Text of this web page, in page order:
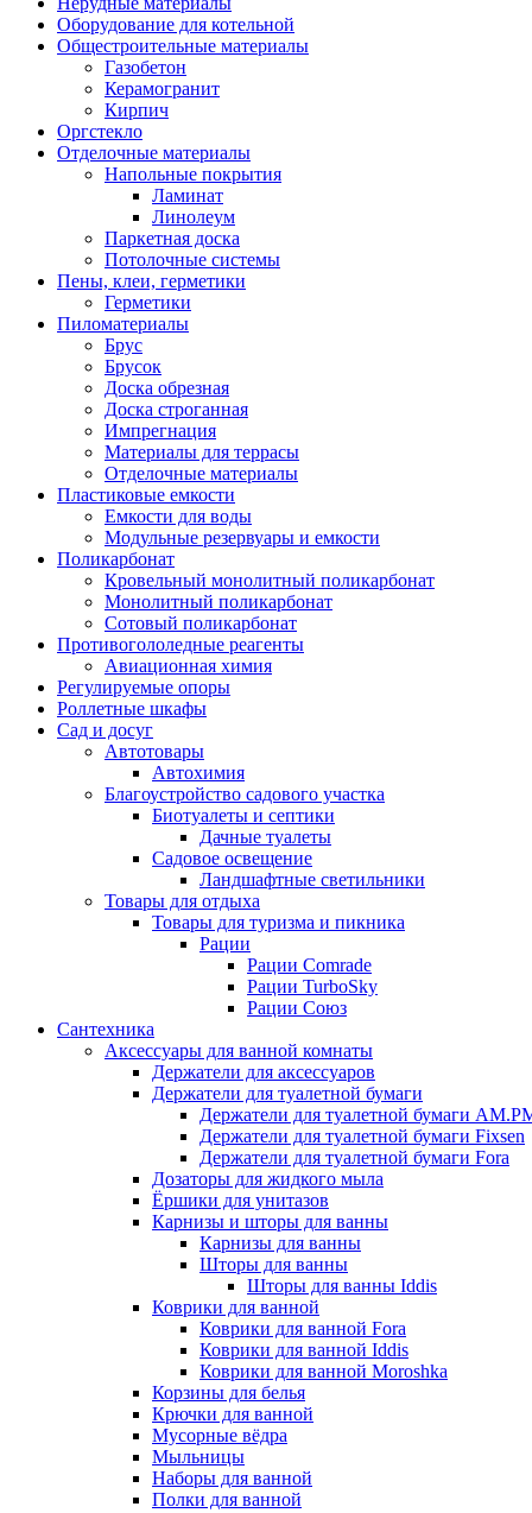
Оборудование для котельной
Общестроительные материалы
Газобетон
Керамогранит
Кирпич
Оргстекло
Отделочные материалы
Напольные покрытия
Ламинат
Линолеум
Паркетная доска
Потолочные системы
Пены, клеи, герметики
Герметики
Пиломатериалы
Брус
Брусок
Доска обрезная
Доска строганная
Импрегнация
Материалы для террасы
Отделочные материалы
Пластиковые емкости
Емкости для воды
Модульные резервуары и емкости
Поликарбонат
Кровельный монолитный поликарбонат
Монолитный поликарбонат
Сотовый поликарбонат
Противогололедные реагенты
Авиационная химия
Регулируемые опоры
Роллетные шкафы
Сад и досуг
Автотовары
Автохимия
Благоустройство садового участка
Биотуалеты и септики
Дачные туалеты
Садовое освещение
Ландшафтные светильники
Товары для отдыха
Товары для туризма и пикника
Рации
Рации Comrade
Рации TurboSky
Рации Союз
Сантехника
Аксессуары для ванной комнаты
Держатели для аксессуаров
Держатели для туалетной бумаги
Держатели для туалетной бумаги
Держатели для туалетной бумаги Fixsen
Держатели для туалетной бумаги Fora
Дозаторы для жидкого мыла
Ёршики для унитазов
Карнизы и шторы для ванны
Карнизы для ванны
Шторы для ванны
Шторы для ванны Iddis
Коврики для ванной
Коврики для ванной Fora
Коврики для ванной Iddis
Коврики для ванной Moroshka
Корзины для белья
Крючки для ванной
Мусорные вёдра
Мыльницы
Наборы для ванной
Полки для ванной